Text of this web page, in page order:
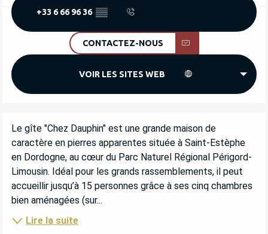
+33 6 66 96 36 ▒▒
CONTACTEZ-NOUS
VOIR LES SITES WEB
DESCRIPTION
Le gîte "Chez Dauphin" est une grande maison de
caractère en pierres apparentes située à Saint-Estèphe
en Dordogne, au cœur du Parc Naturel Régional Périgord-
Limousin. Idéal pour les grands rassemblements, il peut
accueillir jusqu’à 15 personnes grâce à ses cinq chambres
bien aménagées (sur...
Lire la suite